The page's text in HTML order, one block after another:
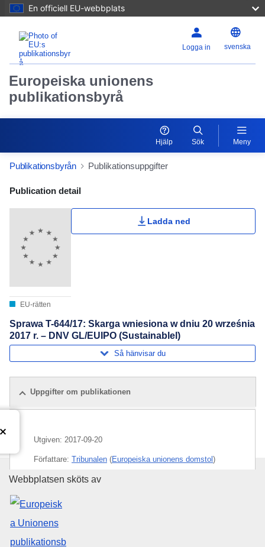
En officiell EU-webbplats
Logga in svenska
Europeiska unionens
publikationsbyrå
Hjälp Sök Meny
Publikationsbyrån Publikationsuppgifter
Publication Detail Actions Portlet
Publication detail
EU-rätten
Ladda ned
Sprawa T-644/17: Skarga wniesiona w dniu 20 września
2017 r. – DNV GL/EUIPO (Sustainablel)
Så hänvisar du
Uppgifter om publikationen
Utgiven: 2017-09-20
Författare: Tribunalen (Europeiska unionens domstol )
Ämne: EU-varumärke
registrerat varumärke
Europeiska unionens
Webbplatsen sköts av